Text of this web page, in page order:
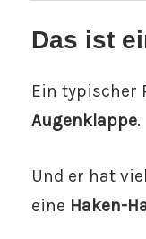
Das ist
Ein typischer
Augenklappe.
Und er hat
eine Haken-